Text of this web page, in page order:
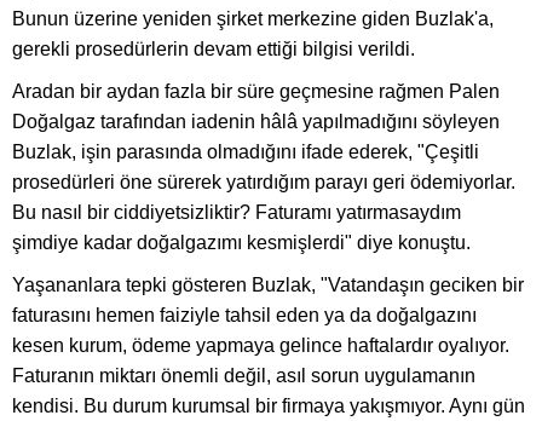
Bunun üzerine yeniden şirket merkezine giden Buzlak'a,
gerekli prosedürlerin devam ettiği bilgisi verildi.
Aradan bir aydan fazla bir süre geçmesine rağmen Palen
Doğalgaz tarafından iadenin hâlâ yapılmadığını söyleyen
Buzlak, işin parasında olmadığını ifade ederek, "Çeşitli
prosedürleri öne sürerek yatırdığım parayı geri ödemiyorlar.
Bu nasıl bir ciddiyetsizliktir? Faturamı yatırmasaydım
şimdiye kadar doğalgazımı kesmişlerdi" diye konuştu.
Yaşananlara tepki gösteren Buzlak, "Vatandaşın geciken bir
faturasını hemen faiziyle tahsil eden ya da doğalgazını
kesen kurum, ödeme yapmaya gelince haftalardır oyalıyor.
Faturanın miktarı önemli değil, asıl sorun uygulamanın
kendisi. Bu durum kurumsal bir firmaya yakışmıyor. Aynı gün